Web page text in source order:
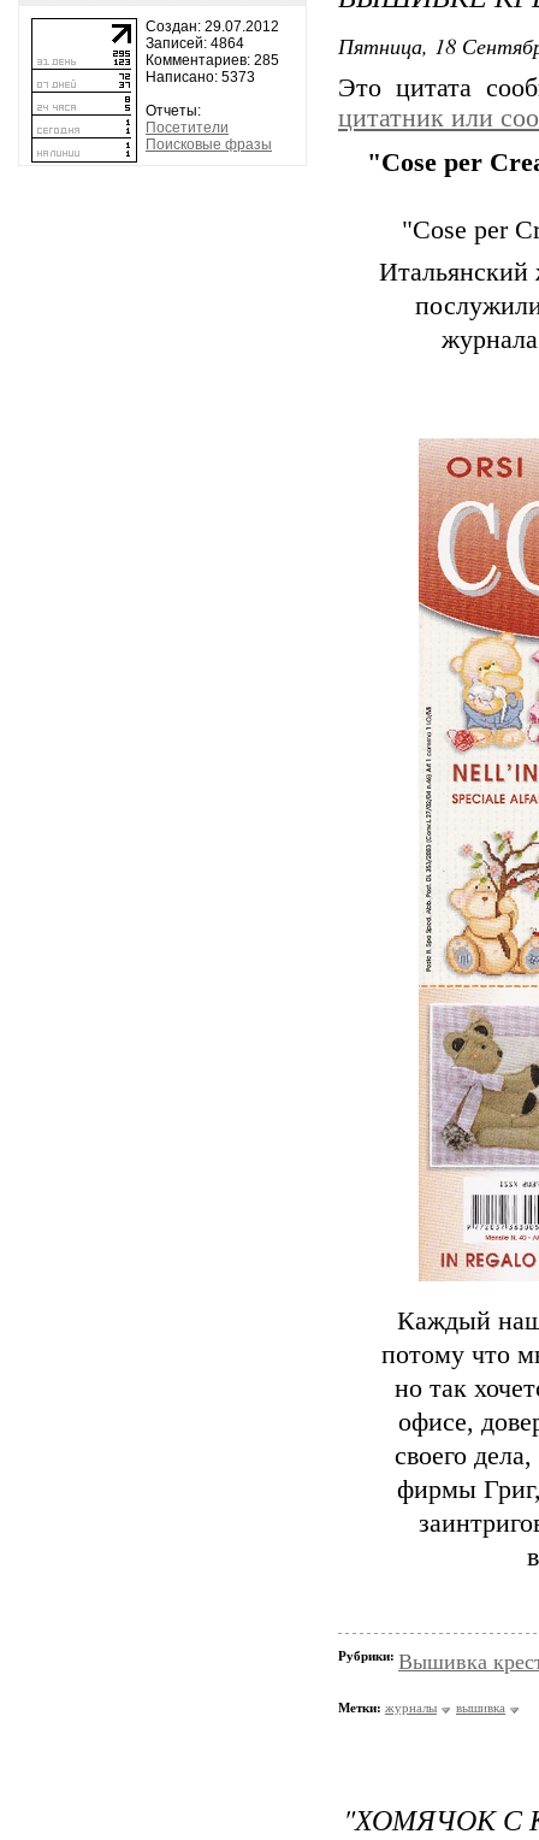
Создан: 29.07.2012
Записей: 4864
Комментариев: 285
Написано: 5373
Отчеты:
Посетители
Поисковые фразы
Пятница, 18
Это цитата
цитатник или
"Cose per
"Cose per
Каждый наш
потому что
но так
офисе,
своего
фирмы
Рубрики: Вышивка
Метки: журналы вышивка
"ХОМЯЧОК С